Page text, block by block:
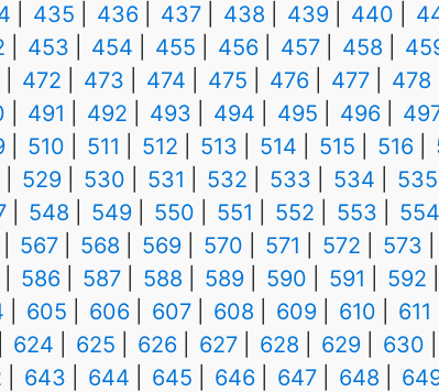
435 436 437 438 439 440
453 454 455 456 457 458
472
473 474 475 476 477 478
491 492 493 494 495 496
510 511 512 513 514 515 516
529
530 531 532 533 534 535
548 549 550 551 552 553 554
567
568 569 570 571 572 573
586
587 588 589 590 591 592
605 606 607 608 609 610 611
624
625 626 627 628 629 630
643 644 645 646 647 648